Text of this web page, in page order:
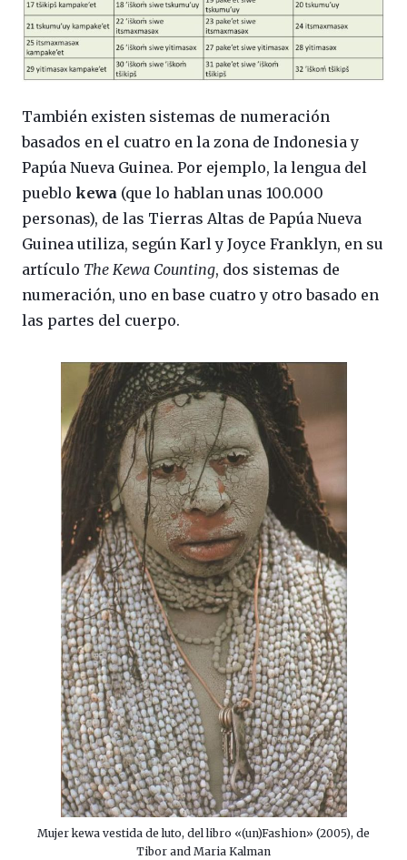
También existen sistemas de numeración
basados en el cuatro en la zona de Indonesia y
Papúa Nueva Guinea. Por ejemplo, la lengua del
pueblo kewa (que lo hablan unas 100.000
personas), de las Tierras Altas de Papúa Nueva
Guinea utiliza, según Karl y Joyce Franklyn, en su
artículo The Kewa Counting, dos sistemas de
numeración, uno en base cuatro y otro basado en
las partes del cuerpo.
Mujer kewa vestida de luto, del libro «(un)Fashion» (2005), de
Tibor and Maria Kalman